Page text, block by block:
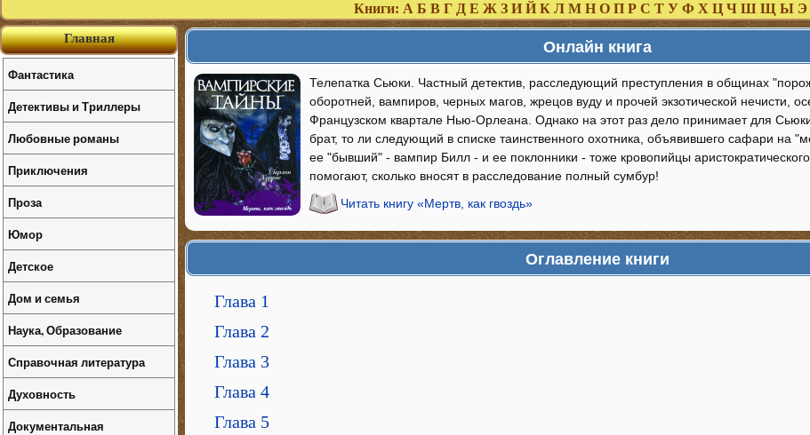
Книги: А Б В Г Д Е Ж З И Й К Л М Н О П Р С Т У Ф Х Ц Ч Ш Щ Ы Э
Онлайн книга
Телепатка Сьюки. Частный детектив, расследующий преступления в общинах
оборотней, вампиров, черных магов, жрецов вуду и прочей экзотической нечисти,
Французском квартале Нью-Орлеана. Однако на этот раз дело принимает для
брат, то ли следующий в списке таинственного охотника, объявившего сафари на
ее "бывший" - вампир Билл - и ее поклонники - тоже кровопийцы
помогают, сколько вносят в расследование полный сумбур!
Читать книгу «Мертв, как гвоздь»
Оглавление книги
Глава 1
Глава 2
Глава 3
Глава 4
Глава 5
Главная
Фантастика
Детективы и Триллеры
Любовные романы
Приключения
Проза
Юмор
Детское
Дом и семья
Наука, Образование
Справочная литература
Духовность
Документальная